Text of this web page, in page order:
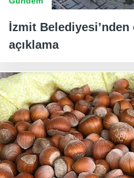
İzmit
açıklama